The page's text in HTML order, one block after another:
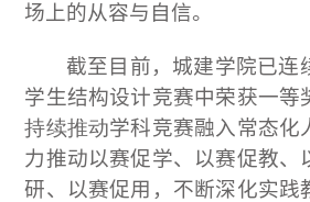
场上的从容与自信。
截至目前，城建学院已连
学生结构设计竞赛中荣获一等
持续推动学科竞赛融入常态化
力推动以赛促学、以赛促教、
研、以赛促用，不断深化实践